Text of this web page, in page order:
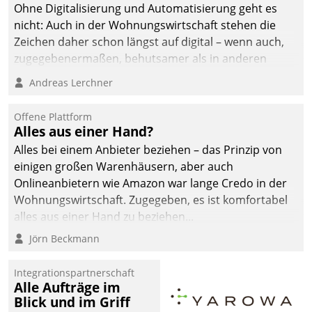
Ohne Digitalisierung und Automatisierung geht es
nicht: Auch in der Wohnungswirtschaft stehen die
Zeichen daher schon längst auf digital – wenn auch,
zugegebenermaßen, behutsamer als in anderen
Branchen.
Andreas Lerchner
Offene Plattform
Alles aus einer Hand?
Alles bei einem Anbieter beziehen – das Prinzip von
einigen großen Warenhäusern, aber auch
Onlineanbietern wie Amazon war lange Credo in der
Wohnungswirtschaft. Zugegeben, es ist komfortabel
alles aus einer Hand zu beziehen...
Jörn Beckmann
Integrationspartnerschaft
Alle Aufträge im
Blick und im Griff